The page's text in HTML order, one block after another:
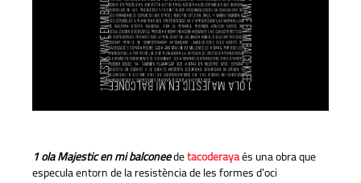
1 ola Majestic en mi balconeede tacoderayaés una obra que
especula entorn de la resistència de les formes d'oci